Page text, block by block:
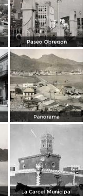
Paseo Obregon
Panorama
La Carcel Municipal